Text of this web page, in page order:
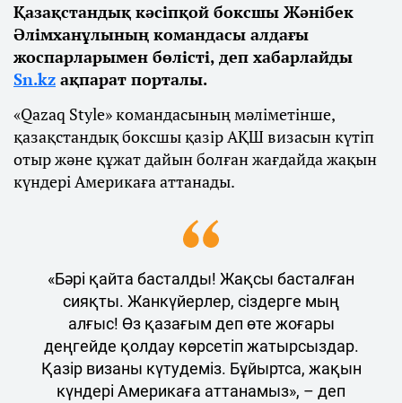
Қазақстандық кәсіпқой боксшы Жәнібек
Әлімханұлының командасы алдағы
жоспарларымен бөлісті, деп хабарлайды
Sn.kz ақпарат порталы.
«Qazaq Style» командасының мәліметінше,
қазақстандық боксшы қазір АҚШ визасын күтіп
отыр және құжат дайын болған жағдайда жақын
күндері Америкаға аттанады.
«Бәрі қайта басталды! Жақсы басталған
сияқты. Жанкүйерлер, сіздерге мың
алғыс! Өз қазағым деп өте жоғары
деңгейде қолдау көрсетіп жатырсыздар.
Қазір визаны күтудеміз. Бұйыртса, жақын
күндері Америкаға аттанамыз», – деп